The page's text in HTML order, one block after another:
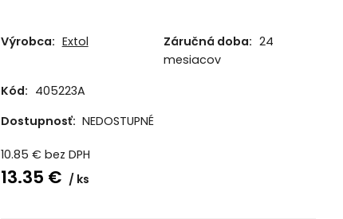
Výrobca: Extol Záručná doba: 24
mesiacov
Kód: 405223A
Dostupnosť: NEDOSTUPNÉ
10.85 € bez DPH
13.35 € ks